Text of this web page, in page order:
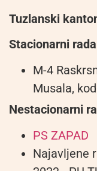
Tuzlanski
Stacionarni
M-4
Musala,
Nestacionarni
PS ZAPAD
Najavljene